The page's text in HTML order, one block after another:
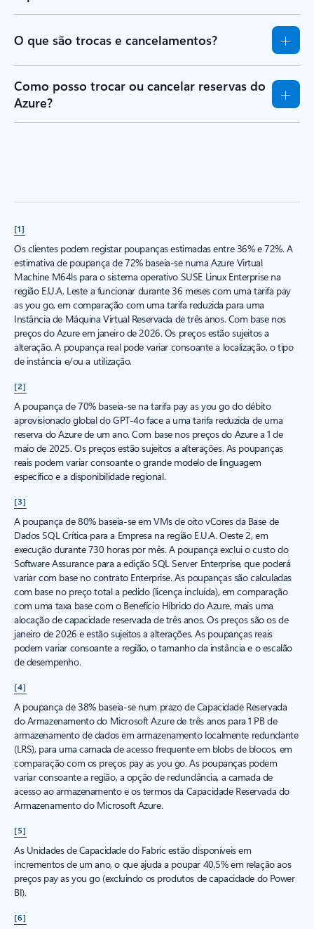
O que são trocas e cancelamentos?
Como posso trocar ou cancelar reservas do
Azure?
[1]
Os clientes podem registar poupanças estimadas entre 36% e 72%. A
estimativa de poupança de 72% baseia-se numa Azure Virtual
Machine M64ls para o sistema operativo SUSE Linux Enterprise na
região E.U.A. Leste a funcionar durante 36 meses com uma tarifa pay
as you go, em comparação com uma tarifa reduzida para uma
Instância de Máquina Virtual Reservada de três anos. Com base nos
preços do Azure em janeiro de 2026. Os preços estão sujeitos a
alteração. A poupança real pode variar consoante a localização, o tipo
de instância e/ou a utilização.
[2]
A poupança de 70% baseia-se na tarifa pay as you go do débito
aprovisionado global do GPT-4o face a uma tarifa reduzida de uma
reserva do Azure de um ano. Com base nos preços do Azure a 1 de
maio de 2025. Os preços estão sujeitos a alterações. As poupanças
reais podem variar consoante o grande modelo de linguagem
específico e a disponibilidade regional.
[3]
A poupança de 80% baseia-se em VMs de oito vCores da Base de
Dados SQL Crítica para a Empresa na região E.U.A. Oeste 2, em
execução durante 730 horas por mês. A poupança exclui o custo do
Software Assurance para a edição SQL Server Enterprise, que poderá
variar com base no contrato Enterprise. As poupanças são calculadas
com base no preço total a pedido (licença incluída), em comparação
com uma taxa base com o Benefício Híbrido do Azure, mais uma
alocação de capacidade reservada de três anos. Os preços são os de
janeiro de 2026 e estão sujeitos a alterações. As poupanças reais
podem variar consoante a região, o tamanho da instância e o escalão
de desempenho.
[4]
A poupança de 38% baseia-se num prazo de Capacidade Reservada
do Armazenamento do Microsoft Azure de três anos para 1 PB de
armazenamento de dados em armazenamento localmente redundante
(LRS), para uma camada de acesso frequente em blobs de blocos, em
comparação com os preços pay as you go. As poupanças podem
variar consoante a região, a opção de redundância, a camada de
acesso ao armazenamento e os termos da Capacidade Reservada do
Armazenamento do Microsoft Azure.
[5]
As Unidades de Capacidade do Fabric estão disponíveis em
incrementos de um ano, o que ajuda a poupar 40,5% em relação aos
preços pay as you go (excluindo os produtos de capacidade do Power
BI).
[6]